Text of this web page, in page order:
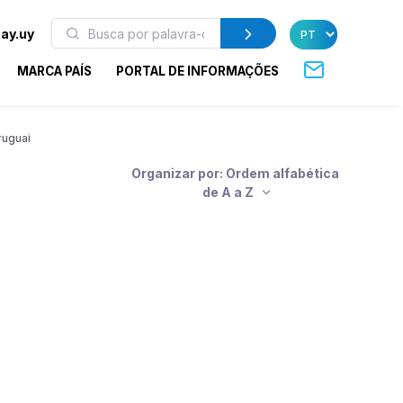
MARCA PAÍS PORTAL DE INFORMAÇÕES
Organizar por: Ordem alfabética
de A a Z